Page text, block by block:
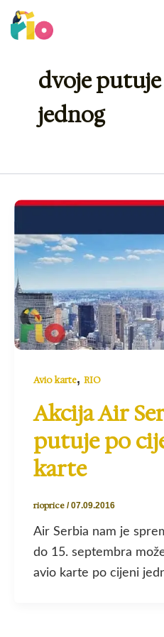
Skip
to
dvoje
jednog
Avio karte, RIO
Akcija Air
putuje po
karte
rioprice /07.09.2016
Air Serbia nam je
do 15. septembra
avio karte po cijeni